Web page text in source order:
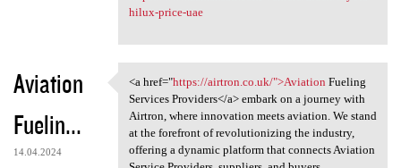
hilux-price-uae
Aviation
Fuelin...
14.04.2024
<a href="https://airtron.co
<a href="https://airtron.co.uk/">Aviation Fueling
Services Providers</a> embark on a journey with
Airtron, where innovation meets aviation. We stand
at the forefront of revolutionizing the industry,
offering a dynamic platform that connects Aviation